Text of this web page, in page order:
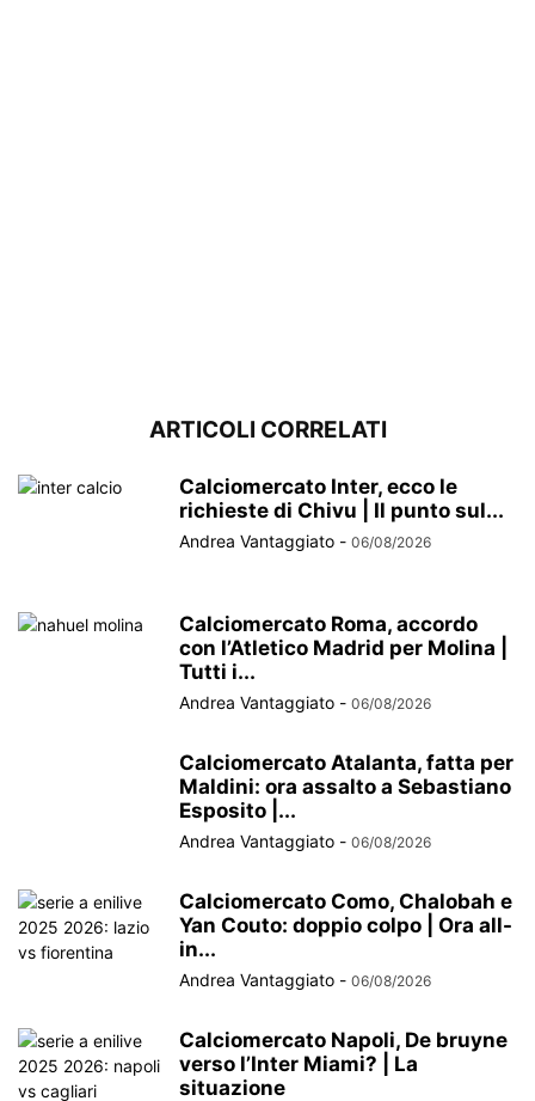
ARTICOLI CORRELATI
Calciomercato Inter, ecco le
richieste di Chivu | Il punto sul...
Andrea Vantaggiato - 06/08/2026
Calciomercato Roma, accordo
con l’Atletico Madrid per Molina |
Tutti i...
Andrea Vantaggiato - 06/08/2026
Calciomercato Atalanta, fatta per
Maldini: ora assalto a Sebastiano
Esposito |...
Andrea Vantaggiato - 06/08/2026
Calciomercato Como, Chalobah e
Yan Couto: doppio colpo | Ora all-
in...
Andrea Vantaggiato - 06/08/2026
Calciomercato Napoli, De bruyne
verso l’Inter Miami? | La
situazione